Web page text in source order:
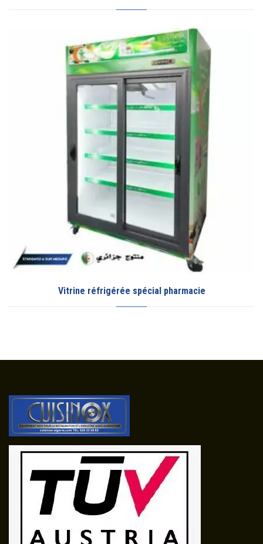
Vitrine réfrigérée spécial pharmacie